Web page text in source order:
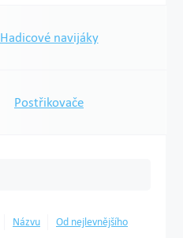
Hadicové navijáky
Postřikovače
Názvu Od nejlevnějšího